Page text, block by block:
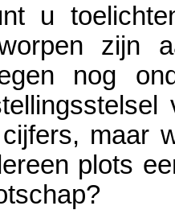
u
zijn
nog
maar
plots